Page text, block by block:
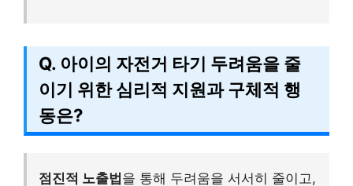
Q. 아이의 자전거 타기 두려움을 줄
이기 위한 심리적 지원과 구체적 행
동은?
점진적 노출법을 통해 두려움을 서서히 줄이고,